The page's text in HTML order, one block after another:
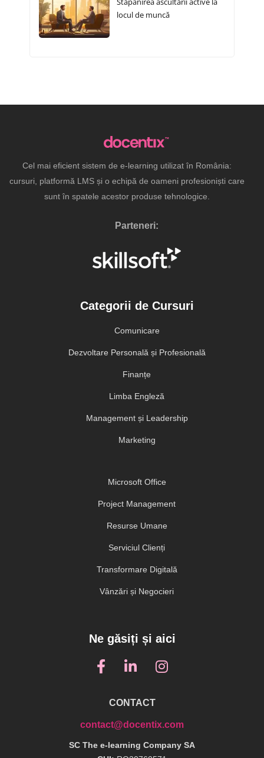
locul de muncă
Cel mai eficient sistem de e-learning utilizat în România:
cursuri, platformă LMS și o echipă de oameni profesioniști care
sunt în spatele acestor produse tehnologice.
Parteneri:
Categorii de Cursuri
Comunicare
Dezvoltare Personală și Profesională
Finanțe
Limba Engleză
Management și Leadership
Marketing
Microsoft Office
Project Management
Resurse Umane
Serviciul Clienți
Transformare Digitală
Vânzări și Negocieri
Ne găsiți și aici
CONTACT
contact@docentix.com
SC The e-learning Company SA